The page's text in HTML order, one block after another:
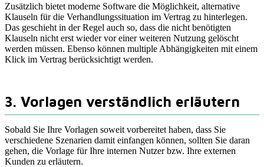
Zusätzlich bietet moderne Software die Möglichkeit, alternative
Klauseln für die Verhandlungssituation im Vertrag zu hinterlegen.
Das geschieht in der Regel auch so, dass die nicht benötigten
Klauseln nicht erst wieder vor einer weiteren Nutzung gelöscht
werden müssen. Ebenso können multiple Abhängigkeiten mit einem
Klick im Vertrag berücksichtigt werden.
3. Vorlagen verständlich erläutern
Sobald Sie Ihre Vorlagen soweit vorbereitet haben, dass Sie
verschiedene Szenarien damit einfangen können, sollten Sie daran
gehen, die Vorlage für Ihre internen Nutzer bzw. Ihre externen
Kunden zu erläutern.